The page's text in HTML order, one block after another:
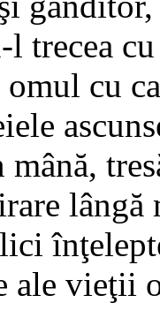
trecea
omul cu
mână,
ale vieţii